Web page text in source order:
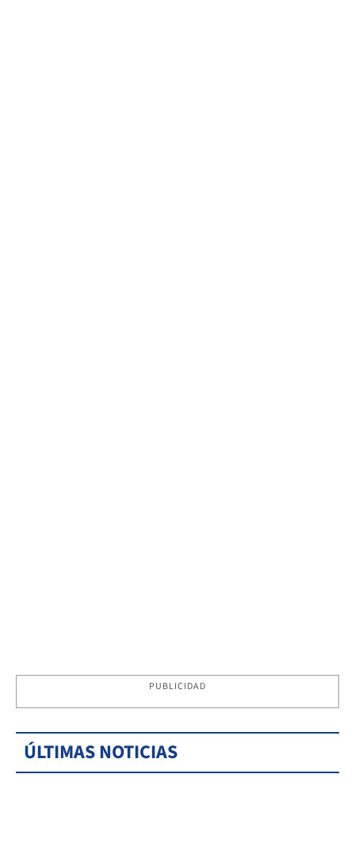
PUBLICIDAD
ÚLTIMAS NOTICIAS